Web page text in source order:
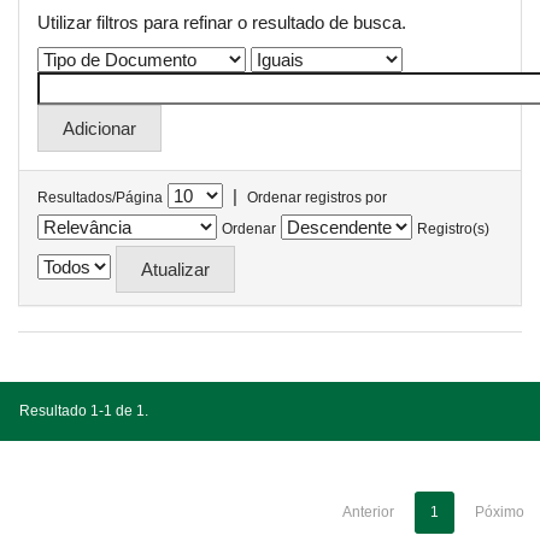
Utilizar filtros para refinar o resultado de busca.
Resultados/Página |
Ordenar registros por
Ordenar
Registro(s)
Resultado 1-1 de 1.
Anterior 1 Póximo